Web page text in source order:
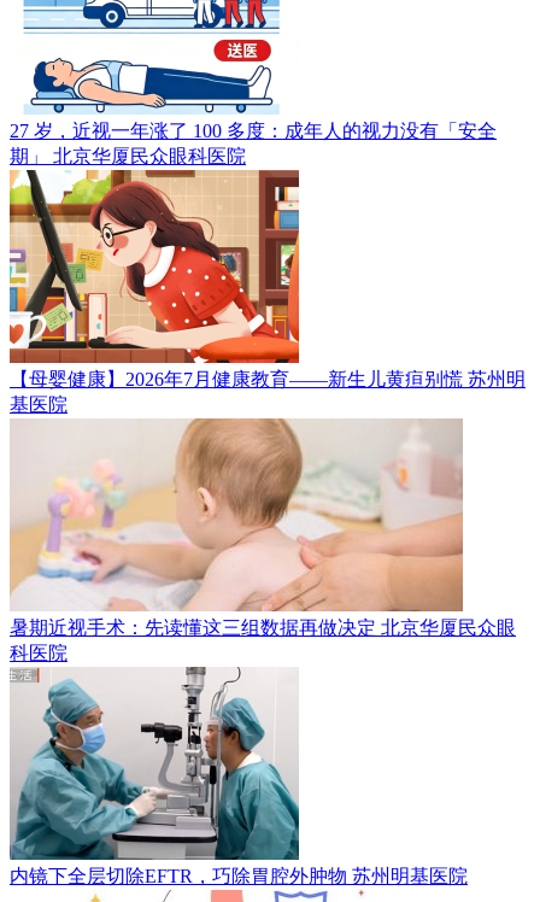
27 岁，近视一年涨了 100 多度：成年人的视力没有「安全
期」 北京华厦民众眼科医院
【母婴健康】2026年7月健康教育——新生儿黄疸别慌 苏州明
基医院
暑期近视手术：先读懂这三组数据再做决定 北京华厦民众眼
科医院
内镜下全层切除EFTR，巧除胃腔外肿物 苏州明基医院